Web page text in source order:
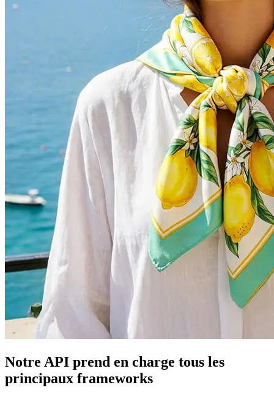
Notre API prend en charge tous les
principaux frameworks